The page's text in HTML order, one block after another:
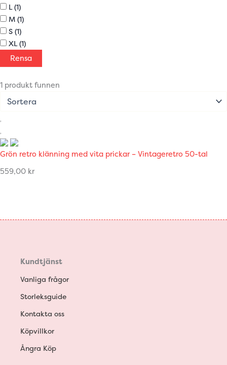
L (1)
M (1)
S (1)
XL (1)
Rensa
1 produkt funnen
Grön retro klänning med vita prickar – Vintageretro 50-tal
559,00 kr
Kundtjänst
Vanliga frågor
Storleksguide
Kontakta oss
Köpvillkor
Ångra Köp